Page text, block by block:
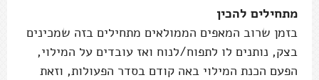
מתחילים להכין
בזמן שרוב המאפים הממולאים מתחילים בזה שמכינים
בצק, נותנים לו לתפוח/לנוח ואז עובדים על המילוי,
הפעם הכנת המילוי באה קודם בסדר הפעולות, וזאת